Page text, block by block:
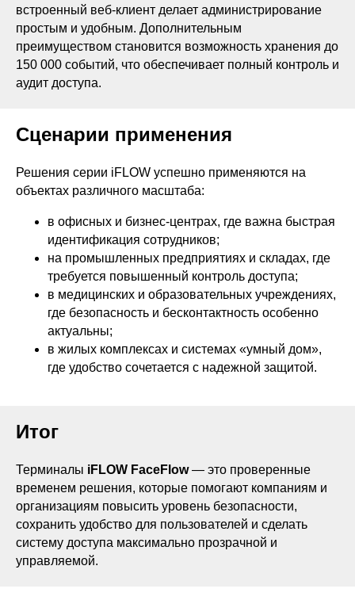
встроенный веб-клиент делает администрирование
простым и удобным. Дополнительным
преимуществом становится возможность хранения до
150 000 событий, что обеспечивает полный контроль и
аудит доступа.
Сценарии применения
Решения серии iFLOW успешно применяются на
объектах различного масштаба:
в офисных и бизнес-центрах, где важна быстрая
идентификация сотрудников;
на промышленных предприятиях и складах, где
требуется повышенный контроль доступа;
в медицинских и образовательных учреждениях,
где безопасность и бесконтактность особенно
актуальны;
в жилых комплексах и системах «умный дом»,
где удобство сочетается с надежной защитой.
Итог
Терминалы iFLOW FaceFlow— это проверенные
временем решения, которые помогают компаниям и
организациям повысить уровень безопасности,
сохранить удобство для пользователей и сделать
систему доступа максимально прозрачной и
управляемой.